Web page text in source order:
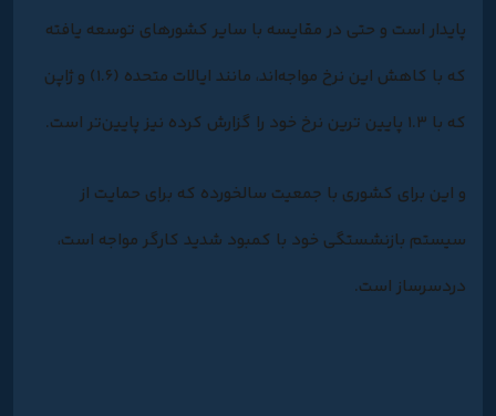
پایدار است و حتی در مقایسه با سایر کشورهای توسعه یافته
که با کاهش این نرخ مواجه‌اند، مانند ایالات متحده (۱.۶) و ژاپن
که با ۱.۳ پایین ترین نرخ خود را گزارش کرده نیز پایین‌تر است.
و این برای کشوری با جمعیت سالخورده که برای حمایت از
سیستم بازنشستگی خود با کمبود شدید کارگر مواجه است،
دردسرساز است.